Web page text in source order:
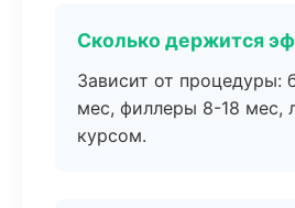
Сколько держится
Зависит от процедуры:
мес, филлеры 8-18 мес,
курсом.